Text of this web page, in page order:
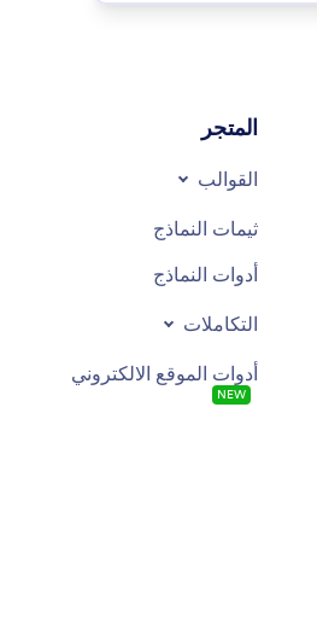
المتجر
القوالب
ثيمات النماذج
أدوات النماذج
التكاملات
أدوات الموقع الالكتروني
NEW